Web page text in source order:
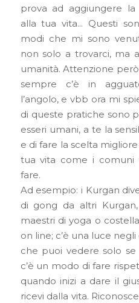
prova ad aggiungere
alla tua vita… Questi
modi che mi sono
non solo a trovarci, ma
umanità. Attenzione
sempre c’è in
l’angolo, e vbb ora mi
di queste pratiche sono
esseri umani, a te la
e di fare la scelta
tua vita come i comuni
fare.
Ad esempio: i Kurgan
di gong da altri
maestri di yoga o
on line; c’è una luce
che puoi vedere solo
c’è un modo di fare
quando inizi a dare il
ricevi dalla vita.